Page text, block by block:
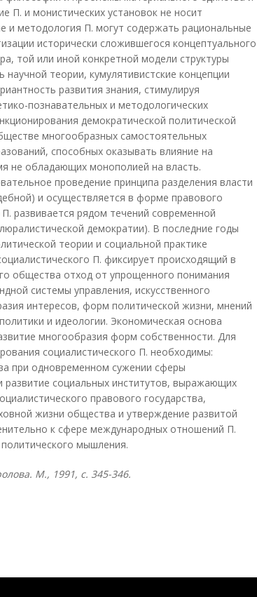
П. и монистических установок не носит
и методология П. могут содержать рациональные
исторически сложившегося концептуального
той или иной конкретной модели структуры
научной теории, кумулятивистские концепции
развития знания, стимулируя
познавательных и методологических
демократической политической
многообразных самостоятельных
способных оказывать влияние на
не обладающих монополией на власть.
проведение принципа разделения власти
и осуществляется в форме правового
развивается рядом течений современной
демократии). В последние годы
теории и социальной практике
П. фиксирует происходящий в
общества отход от упрощенного понимания
системы управления, искусственного
интересов, форм политической жизни, мнений
и идеологии. Экономическая основа
многообразия форм собственности. Для
социалистического П. необходимы:
при одновременном сужении сферы
развитие социальных институтов, выражающих
правового государства,
жизни общества и утверждение развитой
к сфере международных отношений П.
мышления.
М., 1991, с. 345-346.